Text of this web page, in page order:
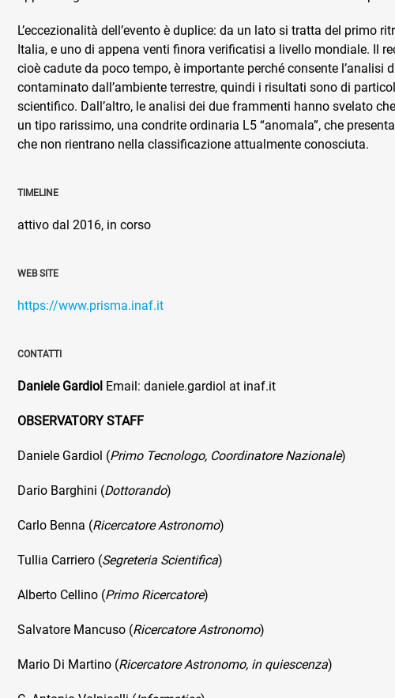
L’eccezionalità dell’evento è duplice: da un lato si tratta del primo
Italia, e uno di appena venti finora verificatisi a livello mondiale. Il
cioè cadute da poco tempo, è importante perché consente l’analisi
contaminato dall’ambiente terrestre, quindi i risultati sono di
scientifico. Dall’altro, le analisi dei due frammenti hanno svelato
un tipo rarissimo, una condrite ordinaria L5 “anomala”, che
che non rientrano nella classificazione attualmente conosciuta.
TIMELINE
attivo dal 2016, in corso
WEB SITE
https://www.prisma.inaf.it
CONTATTI
Daniele Gardiol Email: daniele.gardiol at inaf.it
OBSERVATORY STAFF
Daniele Gardiol (Primo Tecnologo, Coordinatore Nazionale)
Dario Barghini (Dottorando)
Carlo Benna (Ricercatore Astronomo)
Tullia Carriero (Segreteria Scientifica)
Alberto Cellino (Primo Ricercatore)
Salvatore Mancuso (Ricercatore Astronomo)
Mario Di Martino (Ricercatore Astronomo, in quiescenza)